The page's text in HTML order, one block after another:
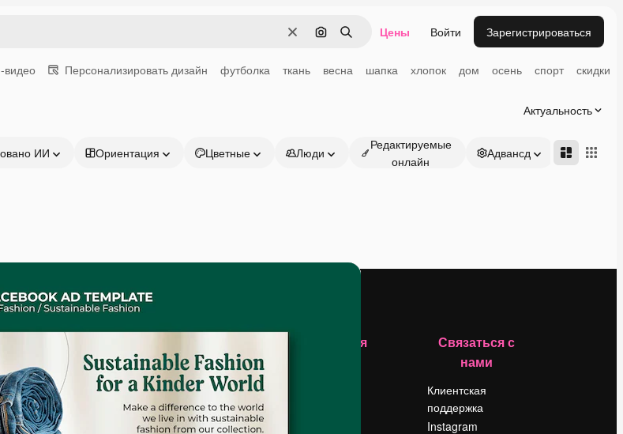
ОчиститьПоиск по изображению
Поиск Цены Войти Зарегистрироваться
видео Персонализировать дизайн футболка ткань весна шапка хлопок дом осень спорт скидки
Актуальность
ИИ Ориентация Цветные Люди
Редактируемые
онлайн
Адвансд
Продукция
Spaces
ИИ-помощник
Генератор
изображений ИИ
Academy
Документация по
Пакету ИИ
Служба
Компания
Связаться с
нами
Клиентская
поддержка
Instagram